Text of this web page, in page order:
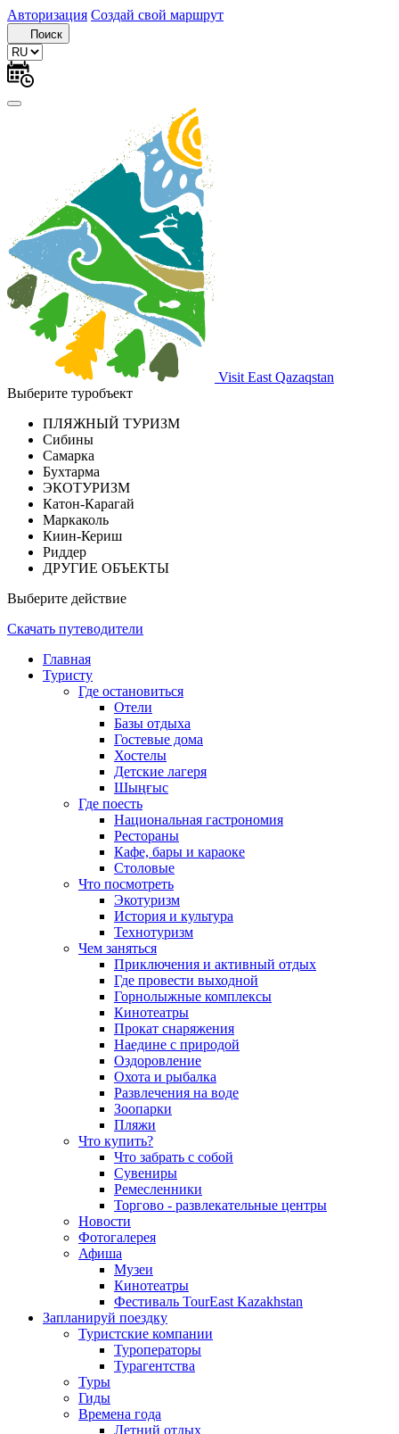
Авторизация Создай свой маршрут
Поиск
Visit East Qazaqstan
Выберите туробъект
ПЛЯЖНЫЙ ТУРИЗМ
Сибины
Самарка
Бухтарма
ЭКОТУРИЗМ
Катон-Карагай
Маркаколь
Киин-Кериш
Риддер
ДРУГИЕ ОБЪЕКТЫ
Выберите действие
Скачать путеводители
Главная
Туристу
Где остановиться
Отели
Базы отдыха
Гостевые дома
Хостелы
Детские лагеря
Шыңғыс
Где поесть
Национальная гастрономия
Рестораны
Кафе, бары и караоке
Столовые
Что посмотреть
Экотуризм
История и культура
Технотуризм
Чем заняться
Приключения и активный отдых
Где провести выходной
Горнолыжные комплексы
Кинотеатры
Прокат снаряжения
Наедине с природой
Оздоровление
Охота и рыбалка
Развлечения на воде
Зоопарки
Пляжи
Что купить?
Что забрать с собой
Сувениры
Ремесленники
Торгово - развлекательные центры
Новости
Фотогалерея
Афиша
Музеи
Кинотеатры
Фестиваль TourEast Kazakhstan
Запланируй поездку
Туристские компании
Туроператоры
Турагентства
Туры
Гиды
Времена года
Летний отдых